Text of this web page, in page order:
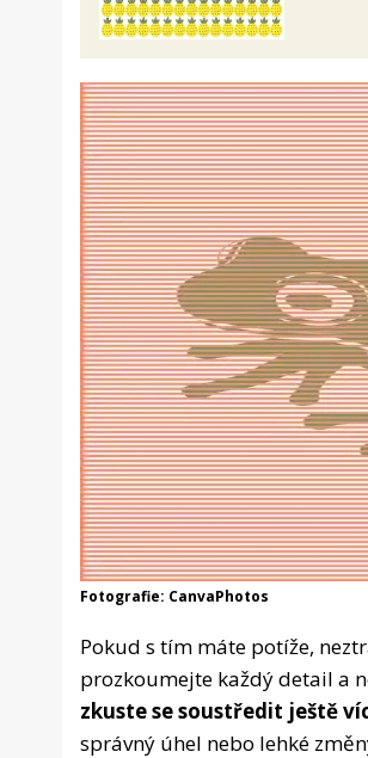
Fotografie: CanvaPhotos
Pokud s tím máte potíže,
prozkoumejte každý detail a
zkuste se soustředit ještě
správný úhel nebo lehké